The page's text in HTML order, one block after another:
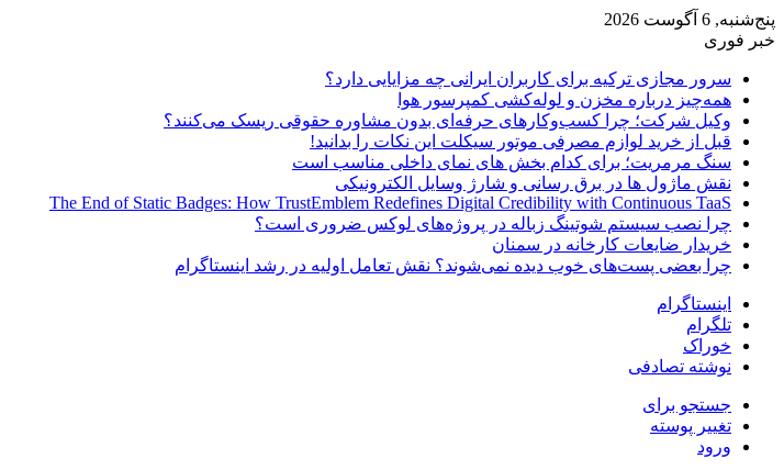
پنج‌شنبه, 6 آگوست 2026
خبر فوری
سرور مجازی ترکیه برای کاربران ایرانی چه مزایایی دارد؟
همه‌چیز درباره مخزن و لوله‌کشی کمپرسور هوا
وکیل شرکت؛ چرا کسب‌وکارهای حرفه‌ای بدون مشاوره حقوقی ریسک می‌کنند؟
قبل از خرید لوازم مصرفی موتور سیکلت این نکات را بدانید!
سنگ مرمریت؛ برای کدام بخش های نمای داخلی مناسب است
نقش ماژول ها در برق رسانی و شارژ وسایل الکترونیکی
The End of Static Badges: How TrustEmblem Redefines Digital Credibility with Continuous TaaS
چرا نصب سیستم شوتینگ زباله در پروژه‌های لوکس ضروری است؟
خریدار ضایعات کارخانه در سمنان
چرا بعضی پست‌های خوب دیده نمی‌شوند؟ نقش تعامل اولیه در رشد اینستاگرام
اینستاگرام
تلگرام
خوراک
نوشته تصادفی
جستجو برای
تغییر پوسته
ورود